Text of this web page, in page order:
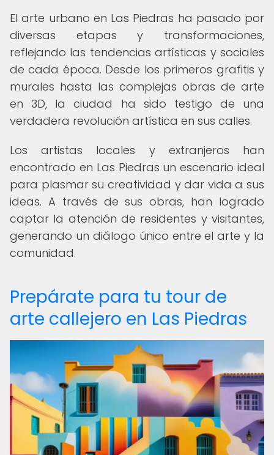
El arte urbano en Las Piedras ha pasado por
diversas etapas y transformaciones,
reflejando las tendencias artísticas y sociales
de cada época. Desde los primeros grafitis y
murales hasta las complejas obras de arte
en 3D, la ciudad ha sido testigo de una
verdadera revolución artística en sus calles.
Los artistas locales y extranjeros han
encontrado en Las Piedras un escenario ideal
para plasmar su creatividad y dar vida a sus
ideas. A través de sus obras, han logrado
captar la atención de residentes y visitantes,
generando un diálogo único entre el arte y la
comunidad.
Prepárate para tu tour de
arte callejero en Las Piedras